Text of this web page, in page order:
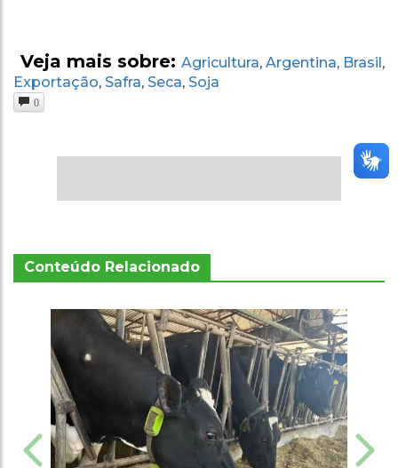
Veja mais sobre: Agricultura, Argentina, Brasil ,
Exportação, Safra, Seca, Soja
0
Conteúdo Relacionado